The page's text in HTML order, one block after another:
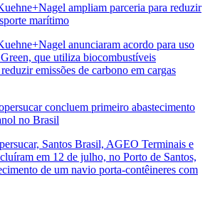
ampliam parceria para reduzir
marítimo
anunciaram acordo para uso
que utiliza biocombustíveis
emissões de carbono em cargas
concluem primeiro abastecimento
no Brasil
Santos Brasil, AGEO Terminais e
em 12 de julho, no Porto de Santos,
de um navio porta-contêineres com